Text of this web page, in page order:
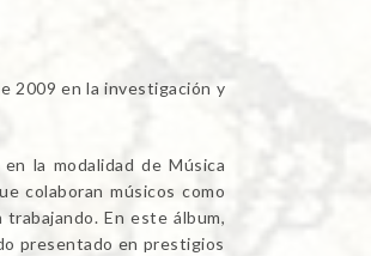
2009 en la investigación y
la modalidad de Música
colaboran músicos como
En este álbum,
presentado en prestigios